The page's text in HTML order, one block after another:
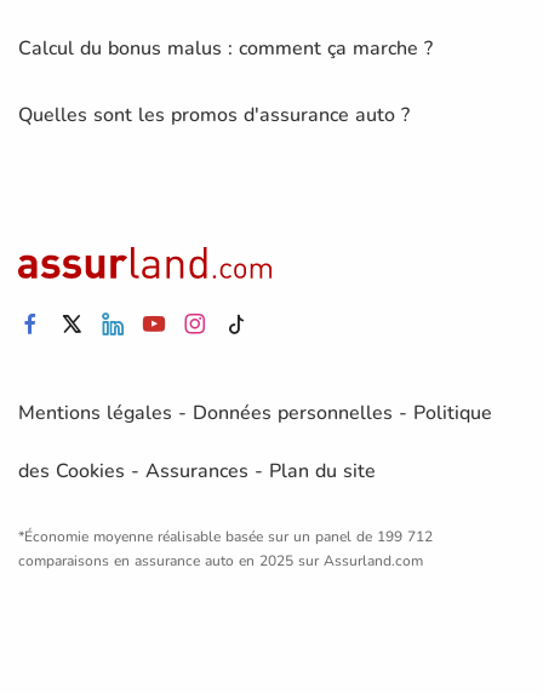
Calcul du bonus malus : comment ça marche ?
Quelles sont les promos d'assurance auto ?
Mentions légales - Données personnelles - Politique
des Cookies - Assurances - Plan du site
*Économie moyenne réalisable basée sur un panel de 199 712
comparaisons en assurance auto en 2025 sur Assurland.com